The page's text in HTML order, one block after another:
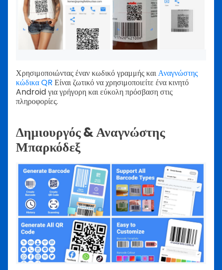
Χρησιμοποιώντας έναν κωδικό γραμμής καιΑναγνώστης
κώδικα QR Είναι ζωτικό να χρησιμοποιείτε ένα κινητό
Android για γρήγορη και εύκολη πρόσβαση στις
πληροφορίες.
Δημιουργός & Αναγνώστης
Μπαρκόδεξ